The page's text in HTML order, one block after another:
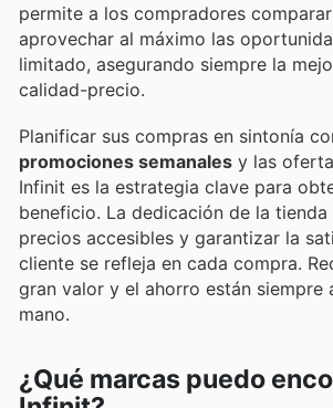
permite a los compradores
aprovechar al máximo las
limitado, asegurando siempre la
calidad-precio.
Planificar sus compras en sintonía
promociones semanales y las
Infinit es la estrategia clave para
beneficio. La dedicación de la tienda
precios accesibles y garantizar la
cliente se refleja en cada compra.
gran valor y el ahorro están siempre
mano.
¿Qué marcas puedo